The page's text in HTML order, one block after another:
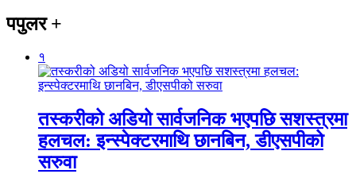
पपुलर+
१
तस्करीको अडियो सार्वजनिक भएपछि सशस्त्रमा
हलचल: इन्स्पेक्टरमाथि छानबिन, डीएसपीको
सरुवा